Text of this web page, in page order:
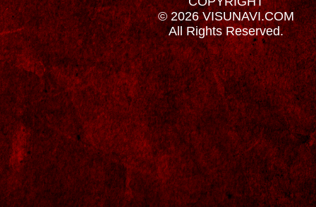
© 2026 VISUNAVI.COM
All Rights Reserved.